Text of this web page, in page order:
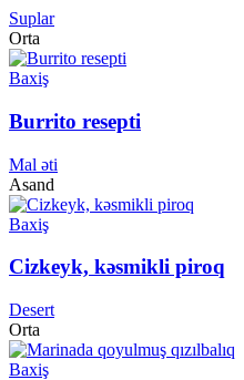
Suplar
Orta
Baxiş
Burrito resepti
Mal əti
Asand
Baxiş
Cizkeyk, kəsmikli piroq
Desert
Orta
Baxiş